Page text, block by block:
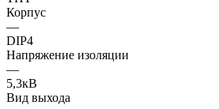
Корпус
—
DIP4
Напряжение изоляции
—
5,3кВ
Вид выхода